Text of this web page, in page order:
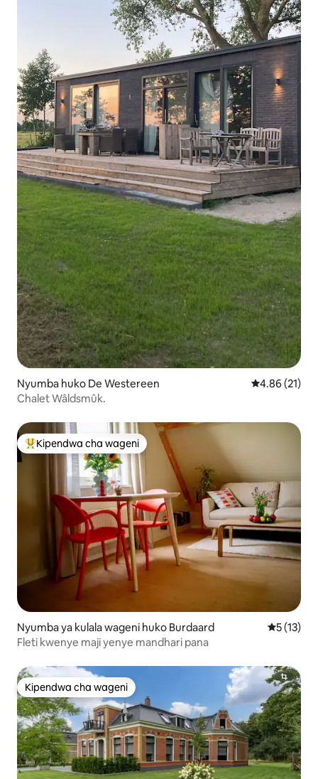
Nyumba huko De Westereen Ukadiriaji wa
4.86 (21)
Chalet Wâldsmûk.
Kipendwa maarufu cha wageni
Kipendwa cha wageni
Nyumba ya kulala wageni huko Burdaard Ukadiriaji
5 (13)
Fleti kwenye maji yenye mandhari pana
Kipendwa cha wageni
Kipendwa cha wageni